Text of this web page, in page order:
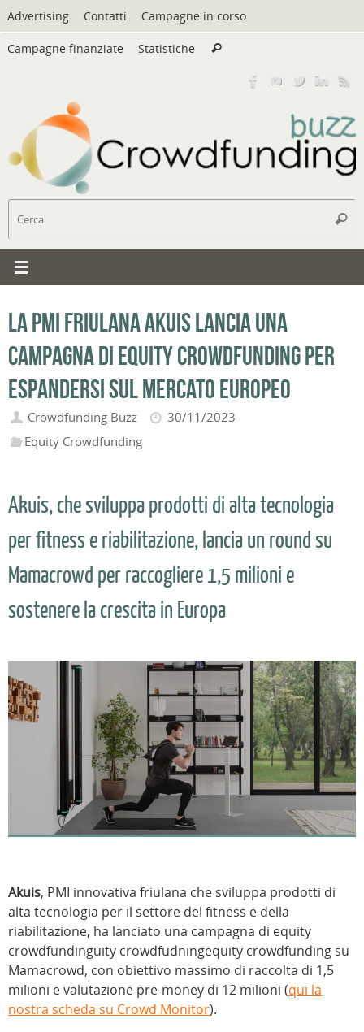
Vai
al
contenuto
Advertising Contatti Campagne in corso
Campagne finanziate Statistiche Cerca
Cerca
La PMI friulana Akuis lancia una
campagna di equity crowdfunding per
espandersi sul mercato Europeo
Crowdfunding Buzz
30/11/2023
Equity Crowdfunding
Akuis, che sviluppa prodotti di alta tecnologia
per fitness e riabilitazione, lancia un round su
Mamacrowd per raccogliere 1,5 milioni e
sostenere la crescita in Europa
Akuis, PMI innovativa friulana che sviluppa prodotti di
alta tecnologia per il settore del fitness e della
riabilitazione, ha lanciato una campagna di equity
crowdfundinguity crowdfudningequity crowdfunding su
Mamacrowd, con obiettivo massimo di raccolta di 1,5
milioni e valutazione pre-money di 12 milioni (qui la
nostra scheda su Crowd Monitor).